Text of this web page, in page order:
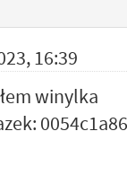
16:39
winylka